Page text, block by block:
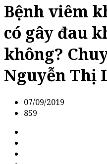
Bệnh viêm
có gây đau
không?
Nguyễn Thị
07/09/2019
859